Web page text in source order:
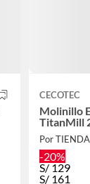
CECOTEC
Molinillo
TitanMill
Por
-20%
S/129
S/ 161